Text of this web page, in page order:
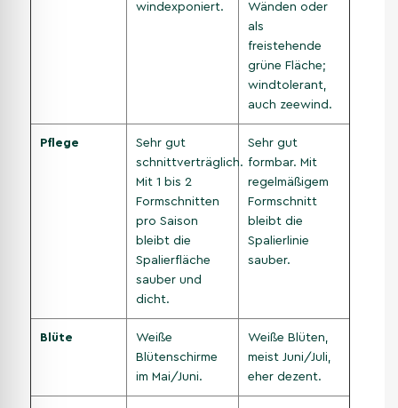
windexponiert.
Wänden oder
als
freistehende
grüne Fläche;
windtolerant,
auch zeewind.
Pflege
Sehr gut
schnittverträglich.
Mit 1 bis 2
Formschnitten
pro Saison
bleibt die
Spalierfläche
sauber und
dicht.
Sehr gut
formbar. Mit
regelmäßigem
Formschnitt
bleibt die
Spalierlinie
sauber.
Blüte
Weiße
Blütenschirme
im Mai/Juni.
Weiße Blüten,
meist Juni/Juli,
eher dezent.